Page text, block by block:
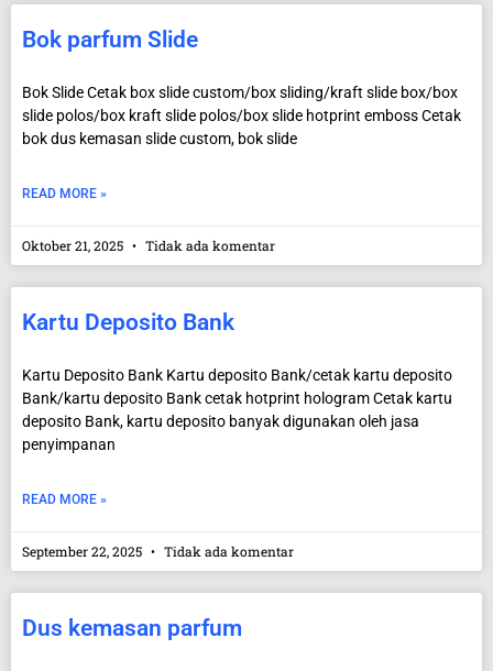
Bok parfum Slide
Bok Slide Cetak box slide custom/box sliding/kraft slide box/box
slide polos/box kraft slide polos/box slide hotprint emboss Cetak
bok dus kemasan slide custom, bok slide
READ MORE »
Oktober 21, 2025 Tidak ada komentar
Kartu Deposito Bank
Kartu Deposito Bank Kartu deposito Bank/cetak kartu deposito
Bank/kartu deposito Bank cetak hotprint hologram Cetak kartu
deposito Bank, kartu deposito banyak digunakan oleh jasa
penyimpanan
READ MORE »
September 22, 2025 Tidak ada komentar
Dus kemasan parfum